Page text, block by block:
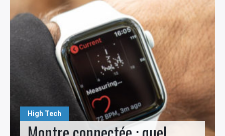
High Tech
Jeux Vidéo